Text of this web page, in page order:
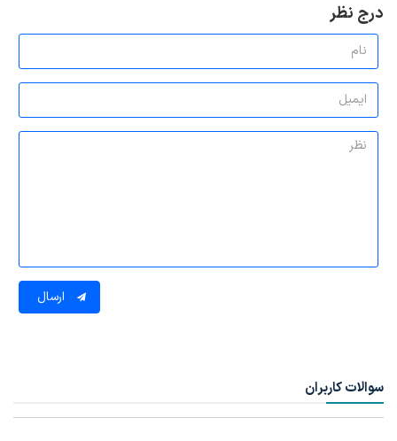
درج نظر
ارسال
سوالات کاربران